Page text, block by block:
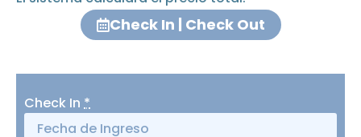
Check In | Check Out
Check In *